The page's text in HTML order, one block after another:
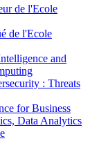
de l'Ecole
de l'Ecole
and
: Threats
for Business
Data Analytics